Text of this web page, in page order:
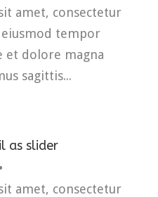
amet, consectetur
tempor
et dolore magna
sagittis...
as slider
•
amet, consectetur